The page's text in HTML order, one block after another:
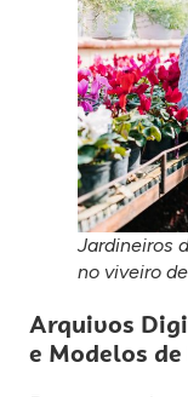
Jardineiros
no viveiro
Arquivos
e Modelos